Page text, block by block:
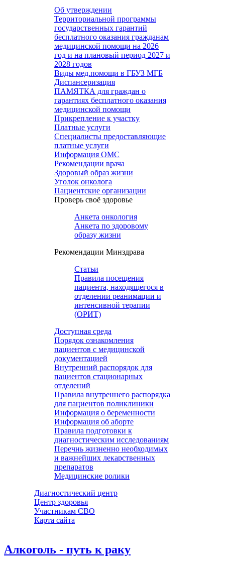
Об утверждении
Территориальной программы
государственных гарантий
бесплатного оказания гражданам
медицинской помощи на 2026
год и на плановый период 2027 и
2028 годов
Виды мед.помощи в ГБУЗ МГБ
Диспансеризация
ПАМЯТКА для граждан о
гарантиях бесплатного оказания
медицинской помощи
Прикрепление к участку
Платные услуги
Специалисты предоставляющие
платные услуги
Информация ОМС
Рекомендации врача
Здоровый образ жизни
Уголок онколога
Пациентские организации
Проверь своё здоровье
Анкета онкология
Анкета по здоровому
образу жизни
Рекомендации Минздрава
Статьи
Правила посещения
пациента, находящегося в
отделении реанимации и
интенсивной терапии
(ОРИТ)
Доступная среда
Порядок ознакомления
пациентов с медицинской
документацией
Внутренний распорядок для
пациентов стационарных
отделений
Правила внутреннего распорядка
для пациентов поликлиники
Информация о беременности
Информация об аборте
Правила подготовки к
диагностическим исследованиям
Перечнь жизненно необходимых
и важнейших лекарственных
препаратов
Медицинские ролики
Диагностический центр
Центр здоровья
Участникам СВО
Карта сайта
Алкоголь - путь к раку